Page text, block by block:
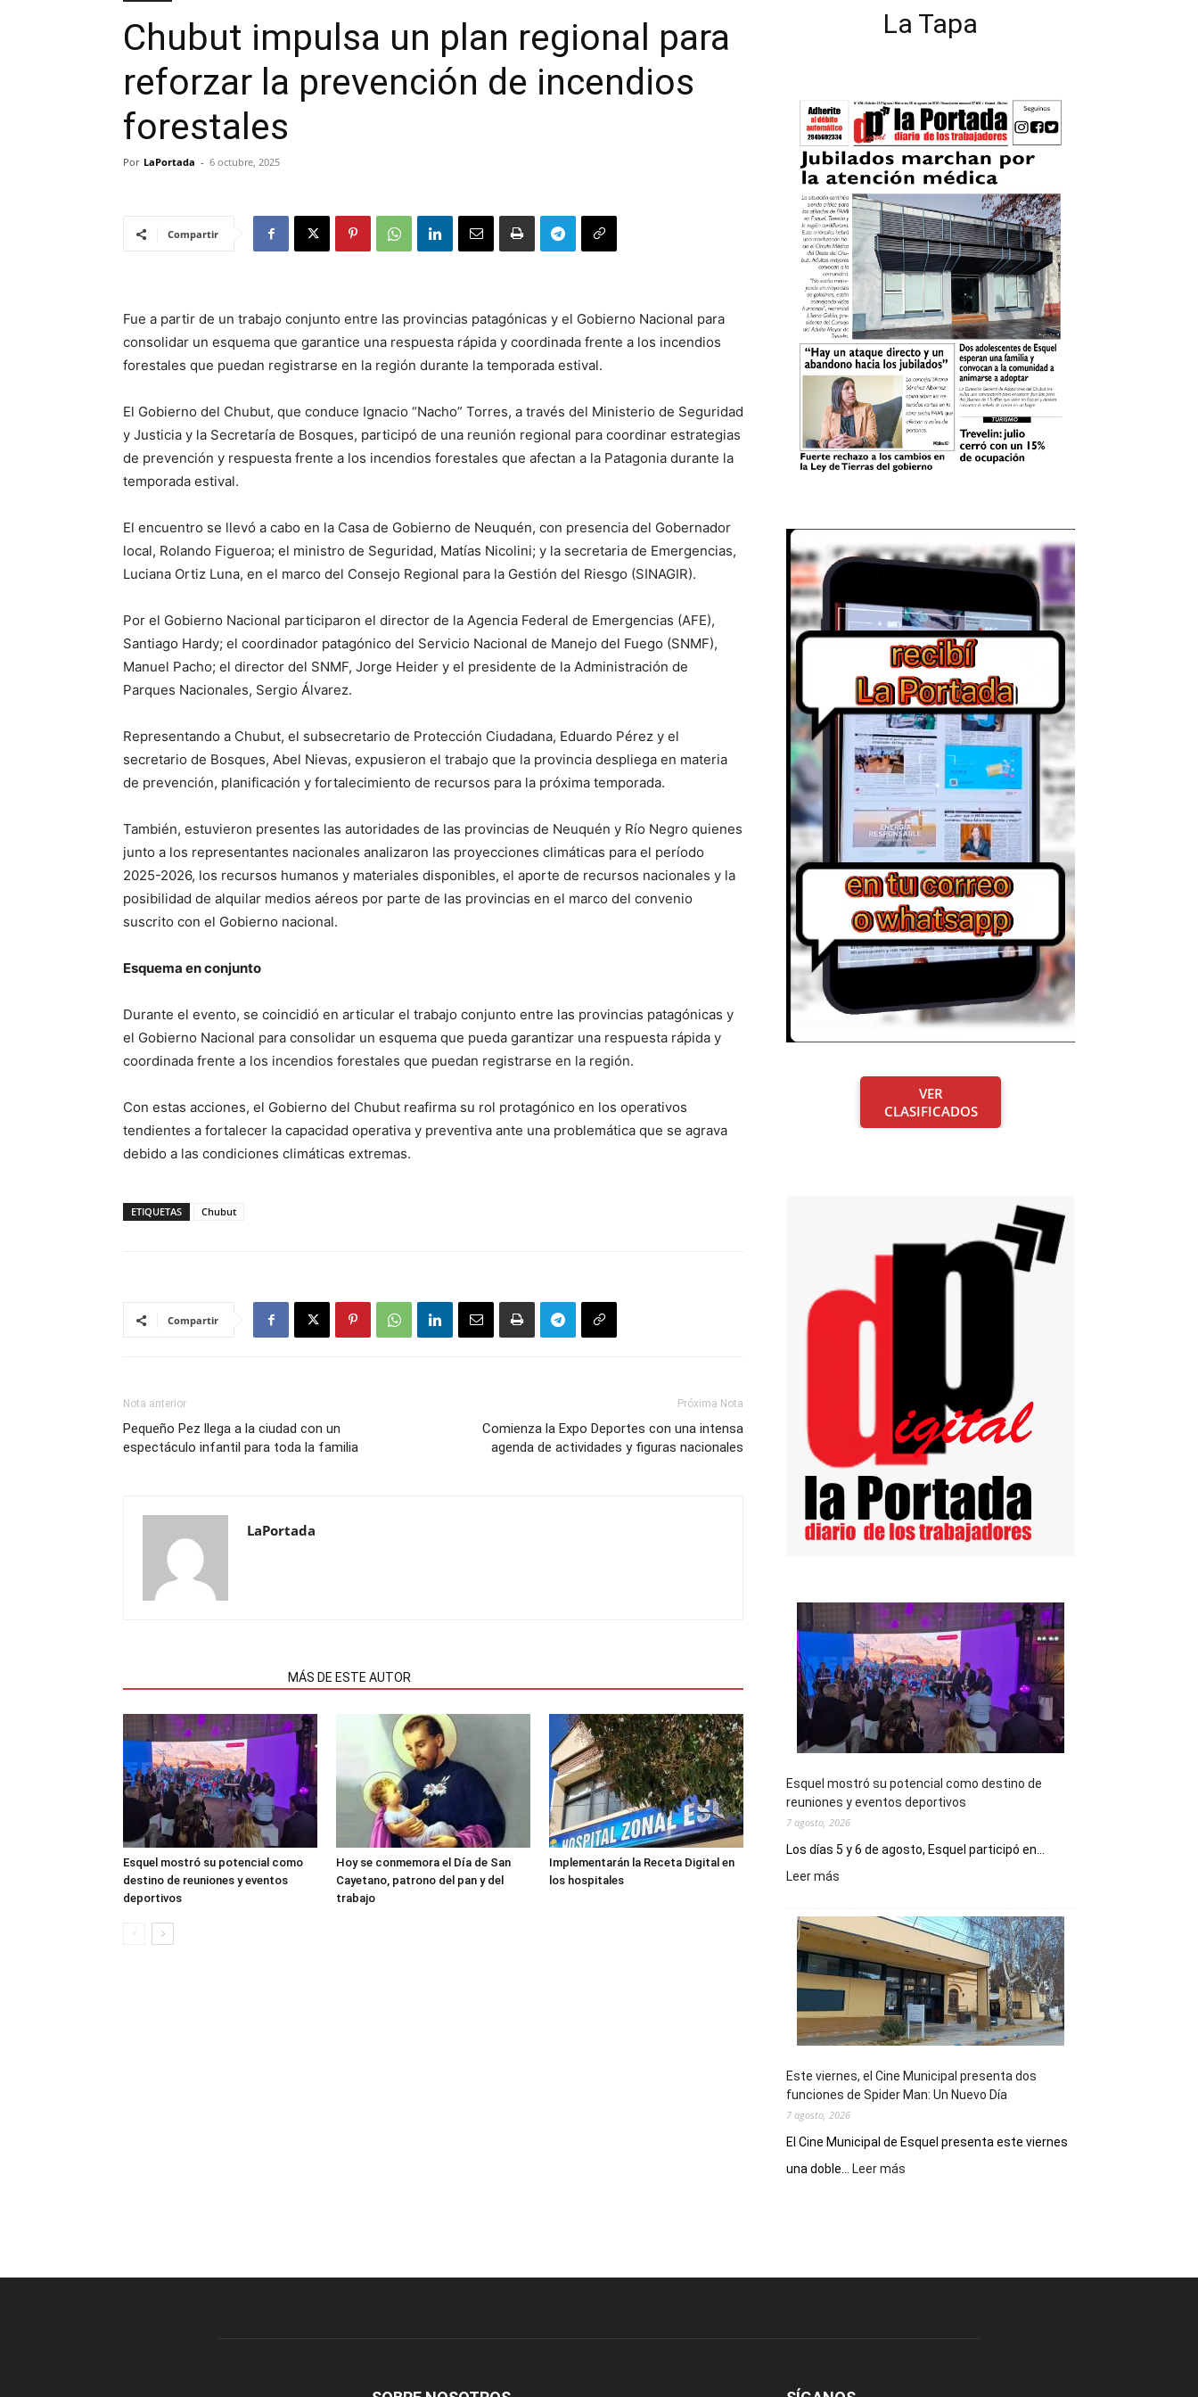
Chubut impulsa un plan regional para
reforzar la prevención de incendios
forestales
Por LaPortada - 6 octubre, 2025
Compartir
Fue a partir de un trabajo conjunto entre las provincias patagónicas y el Gobierno Nacional para
consolidar un esquema que garantice una respuesta rápida y coordinada frente a los incendios
forestales que puedan registrarse en la región durante la temporada estival.
El Gobierno del Chubut, que conduce Ignacio “Nacho” Torres, a través del Ministerio de Seguridad
y Justicia y la Secretaría de Bosques, participó de una reunión regional para coordinar estrategias
de prevención y respuesta frente a los incendios forestales que afectan a la Patagonia durante la
temporada estival.
El encuentro se llevó a cabo en la Casa de Gobierno de Neuquén, con presencia del Gobernador
local, Rolando Figueroa; el ministro de Seguridad, Matías Nicolini; y la secretaria de Emergencias,
Luciana Ortiz Luna, en el marco del Consejo Regional para la Gestión del Riesgo (SINAGIR).
Por el Gobierno Nacional participaron el director de la Agencia Federal de Emergencias (AFE),
Santiago Hardy; el coordinador patagónico del Servicio Nacional de Manejo del Fuego (SNMF),
Manuel Pacho; el director del SNMF, Jorge Heider y el presidente de la Administración de
Parques Nacionales, Sergio Álvarez.
Representando a Chubut, el subsecretario de Protección Ciudadana, Eduardo Pérez y el
secretario de Bosques, Abel Nievas, expusieron el trabajo que la provincia despliega en materia
de prevención, planificación y fortalecimiento de recursos para la próxima temporada.
También, estuvieron presentes las autoridades de las provincias de Neuquén y Río Negro quienes
junto a los representantes nacionales analizaron las proyecciones climáticas para el período
2025-2026, los recursos humanos y materiales disponibles, el aporte de recursos nacionales y la
posibilidad de alquilar medios aéreos por parte de las provincias en el marco del convenio
suscrito con el Gobierno nacional.
Esquema en conjunto
Durante el evento, se coincidió en articular el trabajo conjunto entre las provincias patagónicas y
el Gobierno Nacional para consolidar un esquema que pueda garantizar una respuesta rápida y
coordinada frente a los incendios forestales que puedan registrarse en la región.
Con estas acciones, el Gobierno del Chubut reafirma su rol protagónico en los operativos
tendientes a fortalecer la capacidad operativa y preventiva ante una problemática que se agrava
debido a las condiciones climáticas extremas.
ETIQUETAS Chubut
Compartir
Nota anterior
Pequeño Pez llega a la ciudad con un
espectáculo infantil para toda la familia
Próxima Nota
Comienza la Expo Deportes con una intensa
agenda de actividades y figuras nacionales
LaPortada
MÁS DE ESTE AUTOR
Esquel mostró su potencial como
destino de reuniones y eventos
deportivos
Hoy se conmemora el Día de San
Cayetano, patrono del pan y del
trabajo
Implementarán la Receta Digital en
los hospitales
La Tapa
VER
CLASIFICADOS
Esquel mostró su potencial como destino de
reuniones y eventos deportivos
7 agosto, 2026
Los días 5 y 6 de agosto, Esquel participó en...
Leer más
su
potencial
como
destino
de
reuniones
y
deportivos
Este viernes, el Cine Municipal presenta dos
funciones de Spider Man: Un Nuevo Día
7 agosto, 2026
El Cine Municipal de Esquel presenta este viernes
una doble...
Leer más
presenta